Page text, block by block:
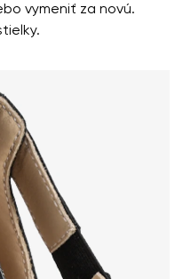
vymeniť za novú.